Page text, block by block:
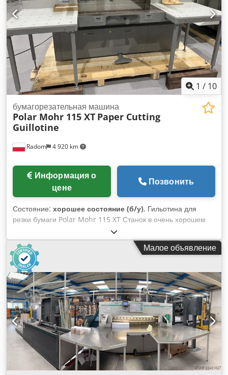
1 / 10
Radom 4 920 km
бумагорезательная машина
Polar Mohr 115 XT Paper Cutting
Guillotine
цене
Позвонить
Состояние: хорошее состояние (б/у), Гильотина для
резки бумаги Polar Mohr 115 XT Станок в очень хорошем
состоянии, готов к производству, после сервисного
осмотра. Малый пробег. Год выпуска: 2010. Самый
востребованный бренд гильотин, флагманская модель. Для
дооснащения доступны вибростол и подъёмник.
Технические характеристики: Ширина реза: 1150 мм
Высота стопы: 165 мм Программируемый контроллер с 15″
цветным сенсорным дисплеем Воздушный стол
Фотоэлементы безопасности Dodpfx Anozph N Ne Hsck
Хромированная поверхность стола Шариковинтовая
передача задней линейки Оптическая линия реза
Увеличенные боковые столы Смена ножа через панель
управления Дополнительные защитные ограждения
заднего стола Вес: 3200 кг Питание: 380 В В комплекте:
документация, набор инструментов, подбивочный брусок,
Малое объявление